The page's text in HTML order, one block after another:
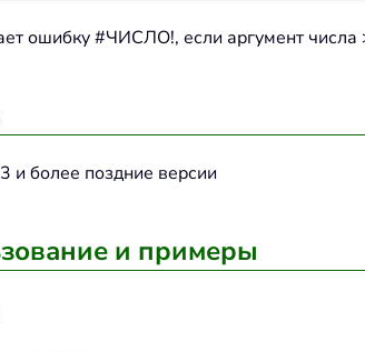
ошибку #ЧИСЛО!, если аргумент
и более поздние версии
и примеры